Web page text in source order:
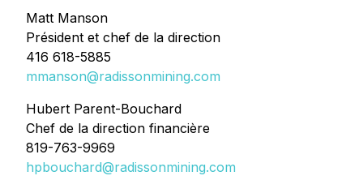
Matt Manson
Président et chef de la direction
416 618-5885
mmanson@radissonmining.com
Hubert Parent-Bouchard
Chef de la direction financière
819-763-9969
hpbouchard@radissonmining.com